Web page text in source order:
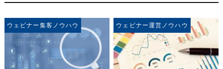
ウェビナー集客ノウハウ ウェビナー運営ノウハウ